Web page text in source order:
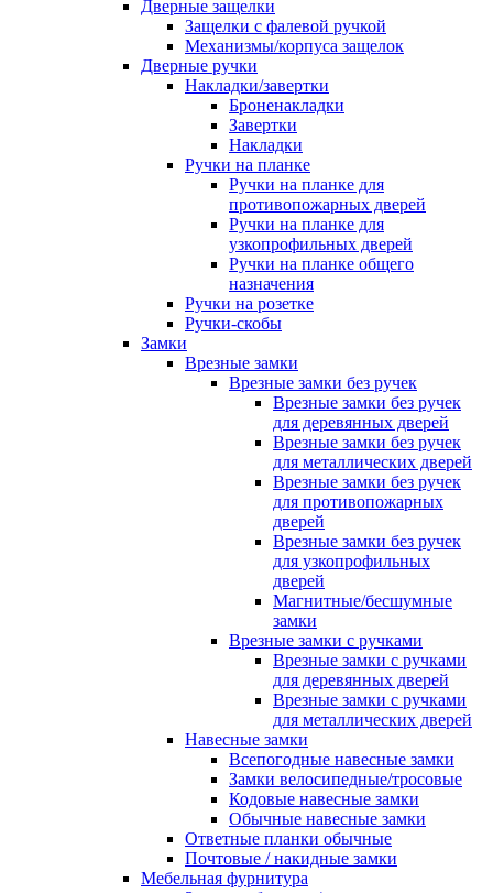
Дверные защелки
Защелки с фалевой ручкой
Механизмы/корпуса защелок
Дверные ручки
Накладки/завертки
Броненакладки
Завертки
Накладки
Ручки на планке
Ручки на планке для
противопожарных дверей
Ручки на планке для
узкопрофильных дверей
Ручки на планке общего
назначения
Ручки на розетке
Ручки-скобы
Замки
Врезные замки
Врезные замки без ручек
Врезные замки без ручек
для деревянных дверей
Врезные замки без ручек
для металлических дверей
Врезные замки без ручек
для противопожарных
дверей
Врезные замки без ручек
для узкопрофильных
дверей
Магнитные/бесшумные
замки
Врезные замки с ручками
Врезные замки с ручками
для деревянных дверей
Врезные замки с ручками
для металлических дверей
Навесные замки
Всепогодные навесные замки
Замки велосипедные/тросовые
Кодовые навесные замки
Обычные навесные замки
Ответные планки обычные
Почтовые / накидные замки
Мебельная фурнитура